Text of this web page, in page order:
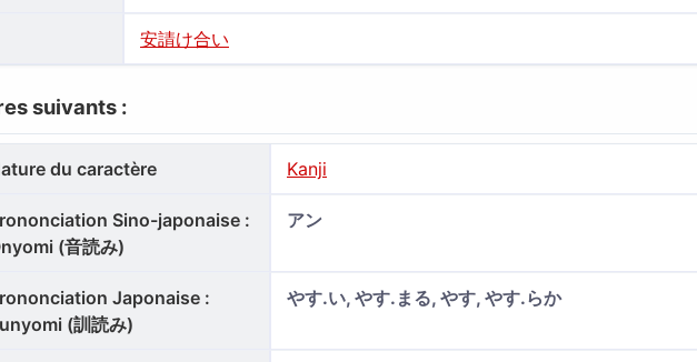
安請け合い
suivants :
du caractère Kanji
Sino-japonaise :
(音読み)
アン
Japonaise :
(訓読み)
やす.い, やす.まる, やす, やす.らか